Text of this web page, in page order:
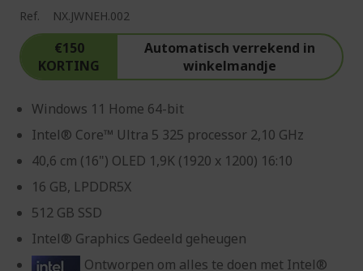
Ref. NX.JWNEH.002
€150
KORTING
Automatisch verrekend in
winkelmandje
Windows 11 Home 64-bit
Intel® Core™ Ultra 5 325 processor 2,10 GHz
40,6 cm (16") OLED 1,9K (1920 x 1200) 16:10
16 GB, LPDDR5X
512 GB SSD
Intel® Graphics Gedeeld geheugen
Ontworpen om alles te doen met Intel®